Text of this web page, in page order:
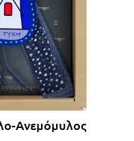
Ανεμόμυλος